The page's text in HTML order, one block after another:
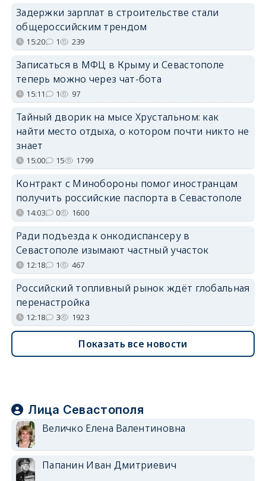
Задержки зарплат в строительстве стали
общероссийским трендом
15:20 1 239
Записаться в МФЦ в Крыму и Севастополе
теперь можно через чат-бота
15:11 1 97
Тайный дворик на мысе Хрустальном: как
найти место отдыха, о котором почти никто не
знает
15:00 15 1799
Контракт с Минобороны помог иностранцам
получить российские паспорта в Севастополе
14:03 0 1600
Ради подъезда к онкодиспансеру в
Севастополе изымают частный участок
12:18 1 467
Российский топливный рынок ждёт глобальная
перенастройка
12:18 3 1923
Показать все новости
Лица Севастополя
Величко Елена Валентиновна
Папанин Иван Дмитриевич